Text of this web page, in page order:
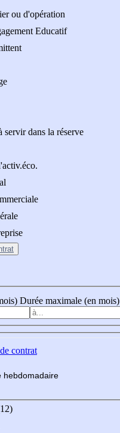
ou d'opération
Educatif
servir dans la réserve
Durée maximale (en mois)
contrat
hebdomadaire